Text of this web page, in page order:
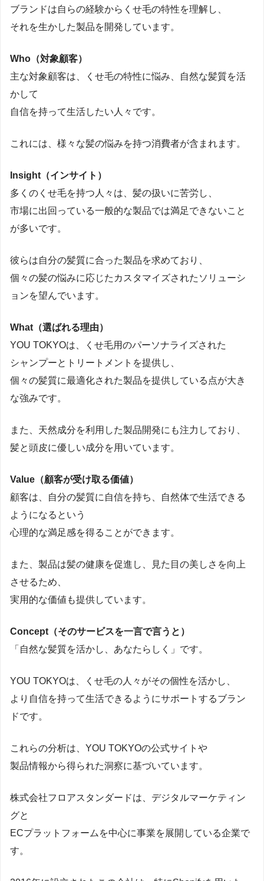
ブランドは自らの経験からくせ毛の特性を理解し、
それを生かした製品を開発しています。
Who（対象顧客）
主な対象顧客は、くせ毛の特性に悩み、自然な髪質を活
かして
自信を持って生活したい人々です。
これには、様々な髪の悩みを持つ消費者が含まれます。
Insight（インサイト）
多くのくせ毛を持つ人々は、髪の扱いに苦労し、
市場に出回っている一般的な製品では満足できないこと
が多いです。
彼らは自分の髪質に合った製品を求めており、
個々の髪の悩みに応じたカスタマイズされたソリューシ
ョンを望んでいます。
What（選ばれる理由）
YOU TOKYOは、くせ毛用のパーソナライズされた
シャンプーとトリートメントを提供し、
個々の髪質に最適化された製品を提供している点が大き
な強みです。
また、天然成分を利用した製品開発にも注力しており、
髪と頭皮に優しい成分を用いています。
Value（顧客が受け取る価値）
顧客は、自分の髪質に自信を持ち、自然体で生活できる
ようになるという
心理的な満足感を得ることができます。
また、製品は髪の健康を促進し、見た目の美しさを向上
させるため、
実用的な価値も提供しています。
Concept（そのサービスを一言で言うと）
「自然な髪質を活かし、あなたらしく」です。
YOU TOKYOは、くせ毛の人々がその個性を活かし、
より自信を持って生活できるようにサポートするブラン
ドです。
これらの分析は、YOU TOKYOの公式サイトや
製品情報から得られた洞察に基づいています。
株式会社フロアスタンダードは、デジタルマーケティン
グと
ECプラットフォームを中心に事業を展開している企業で
す。